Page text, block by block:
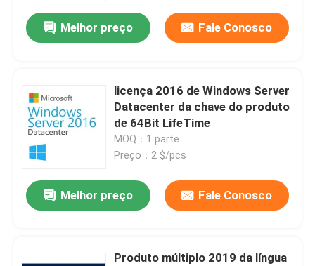
Melhor preço Fale Conosco
licença 2016 de Windows Server
Datacenter da chave do produto
de 64Bit LifеTimе
MOQ：1 parte
Preço：2 $/pcs
Melhor preço Fale Conosco
Produto múltiplo 2019 da língua